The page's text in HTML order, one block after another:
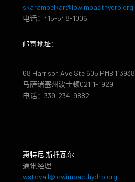
skarambelkar@lowimpacthydro.org
电话：415-548-1006
邮寄地址：
68 Harrison Ave Ste 605 PMB 113938
马萨诸塞州波士顿02111-1929
电话：339-234-9882
惠特尼·斯托瓦尔
通讯经理
wstovall@lowimpacthydro.org